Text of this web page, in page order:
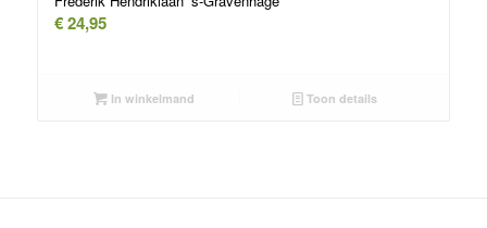
€24,95
In winkelmand Toon details